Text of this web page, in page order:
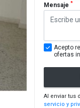
Mensaje *
Acepto
ofertas
Al enviar tus
servicio y